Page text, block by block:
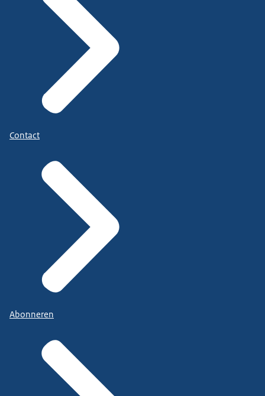
Contact
Abonneren